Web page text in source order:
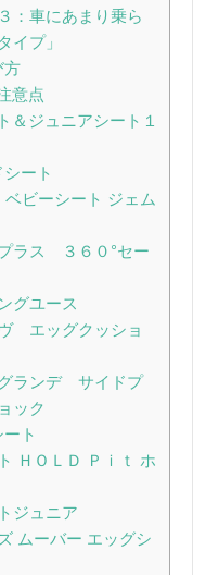
：車にあまり乗ら
イプ」
方
意点
＆ジュニアシート１
ート
ビーシート ジェム
ラス ３６０°セー
グユース
エッグクッショ
ランデ サイドプ
ック
ト
ＨＯＬＤ Ｐｉｔ ホ
ジュニア
ムーバー エッグシ